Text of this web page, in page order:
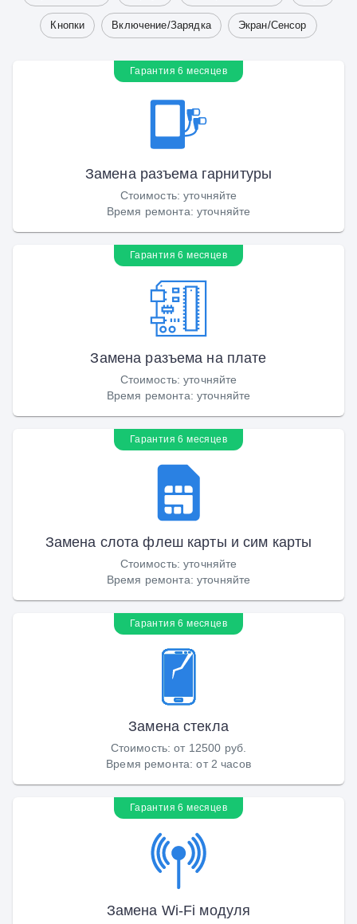
Кнопки Включение/Зарядка Экран/Сенсор
Гарантия 6 месяцев
Замена разъема гарнитуры
Стоимость:уточняйте
Время ремонта: уточняйте
Гарантия 6 месяцев
Замена разъема на плате
Стоимость:уточняйте
Время ремонта: уточняйте
Гарантия 6 месяцев
Замена слота флеш карты и сим карты
Стоимость:уточняйте
Время ремонта: уточняйте
Гарантия 6 месяцев
Замена стекла
Стоимость:от 12500 руб.
Время ремонта:от 2 часов
Гарантия 6 месяцев
Замена Wi-Fi модуля